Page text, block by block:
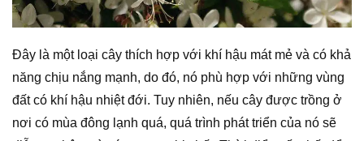
Đây là một loại cây thích hợp với khí hậu mát mẻ và có khả
năng chịu nắng mạnh, do đó, nó phù hợp với những vùng
đất có khí hậu nhiệt đới. Tuy nhiên, nếu cây được trồng ở
nơi có mùa đông lạnh quá, quá trình phát triển của nó sẽ